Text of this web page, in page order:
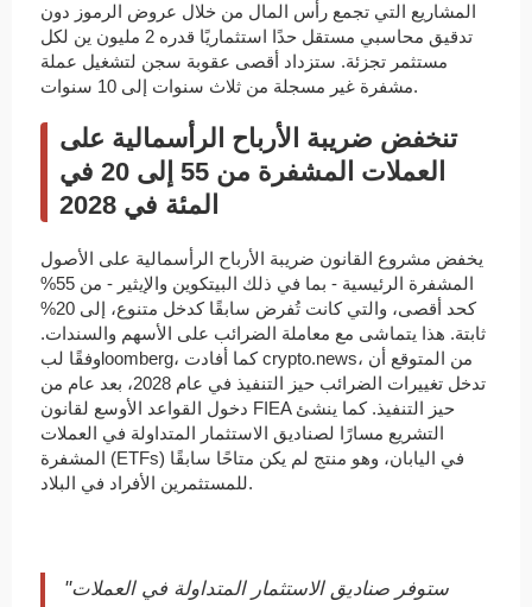
المشاريع التي تجمع رأس المال من خلال عروض الرموز دون
تدقيق محاسبي مستقل حدًا استثماريًا قدره 2 مليون ين لكل
مستثمر تجزئة. ستزداد أقصى عقوبة سجن لتشغيل عملة
مشفرة غير مسجلة من ثلاث سنوات إلى 10 سنوات.
تنخفض ضريبة الأرباح الرأسمالية على
العملات المشفرة من 55 إلى 20 في
المئة في 2028
يخفض مشروع القانون ضريبة الأرباح الرأسمالية على الأصول
المشفرة الرئيسية - بما في ذلك البيتكوين والإيثير - من 55%
كحد أقصى، والتي كانت تُفرض سابقًا كدخل متنوع، إلى 20%
ثابتة. هذا يتماشى مع معاملة الضرائب على الأسهم والسندات.
وفقًا لبloomberg، كما أفادت crypto.news، من المتوقع أن
تدخل تغييرات الضرائب حيز التنفيذ في عام 2028، بعد عام من
دخول القواعد الأوسع لقانون FIEA حيز التنفيذ. كما ينشئ
التشريع مسارًا لصناديق الاستثمار المتداولة في العملات
المشفرة (ETFs) في اليابان، وهو منتج لم يكن متاحًا سابقًا
للمستثمرين الأفراد في البلاد.
"ستوفر صناديق الاستثمار المتداولة في العملات